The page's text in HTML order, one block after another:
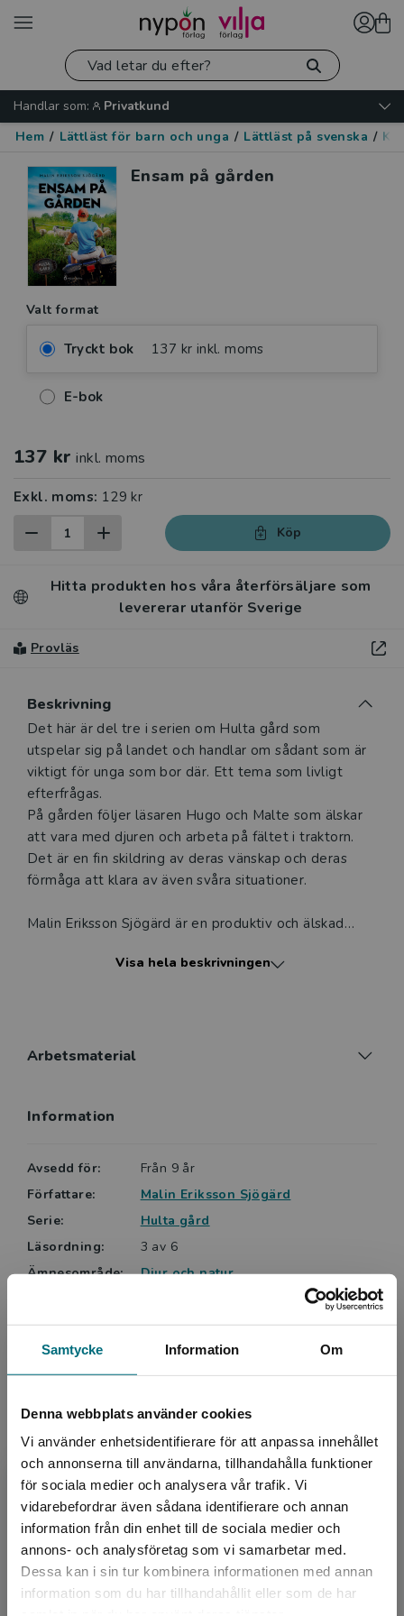
Samtycke Information Om
Denna webbplats använder cookies
Vi använder enhetsidentifierare för att anpassa innehållet
och annonserna till användarna, tillhandahålla funktioner
för sociala medier och analysera vår trafik. Vi
vidarebefordrar även sådana identifierare och annan
information från din enhet till de sociala medier och
annons- och analysföretag som vi samarbetar med.
Dessa kan i sin tur kombinera informationen med annan
information som du har tillhandahållit eller som de har
Begränsad fraktregion
Det verkar som att du besöker
Handlar som:
Privatkund
Hem / Lättläst för barn och unga / Lättläst på svenska /
Ensam på gården
Valt format
Tryckt bok 137 kr inkl. moms
E-bok
137 kr inkl. moms
Exkl. moms: 129 kr
Köp
Hitta produkten hos våra återförsäljare som
levererar utanför Sverige
Provläs
Beskrivning
Beskrivning
Det här är del tre i serien om Hulta gård som
utspelar sig på landet och handlar om sådant som är
viktigt för unga som bor där. Ett tema som livligt
efterfrågas.
På gården följer läsaren Hugo och Malte som älskar
att vara med djuren och arbeta på fältet i traktorn.
Det är en fin skildring av deras vänskap och deras
förmåga att klara av även svåra situationer.
Malin Eriksson Sjögärd är en produktiv och älskad
ungdomslitterära frågor och lättläst, och arbetar
Rädda gården! har en klockren målgrupp i alla de
mellan- och högstadiet.
Hugos tankar och känslor gestaltas träffsäkert och
äkta./…/Berättelsen är kort och lättläst, men här finns
både dramatik, spänning, nyanserade karaktärer och
fint skildrade lantliga miljöer.
Visa hela beskrivningen
Arbetsmaterial
Information
Avsedd för:
Från 9 år
Författare:
Malin Eriksson Sjögärd
Serie:
Hulta gård
Läsordning:
3 av 6
Ämnesområde:
Djur och natur
Lättlästnivå:
ISBN:
9789179878788
Utgivningsår:
2023
Artikelnummer:
45921-01
Upplaga:
Första
Sidantal:
Köp- och leveransvillkor